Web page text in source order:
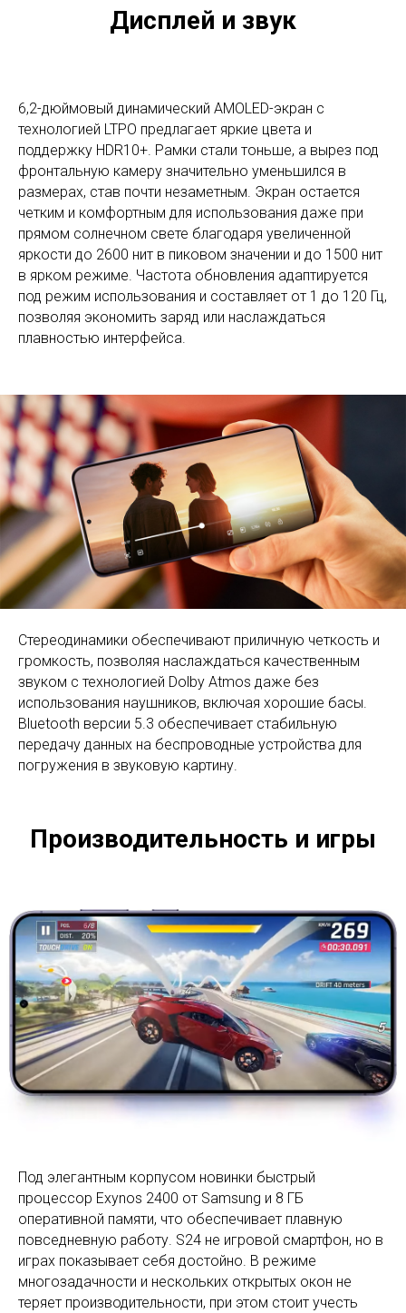
Дисплей и звук
6,2-дюймовый динамический AMOLED-экран с
технологией LTPO предлагает яркие цвета и
поддержку HDR10+. Рамки стали тоньше, а вырез под
фронтальную камеру значительно уменьшился в
размерах, став почти незаметным. Экран остается
четким и комфортным для использования даже при
прямом солнечном свете благодаря увеличенной
яркости до 2600 нит в пиковом значении и до 1500 нит
в ярком режиме. Частота обновления адаптируется
под режим использования и составляет от 1 до 120 Гц,
позволяя экономить заряд или наслаждаться
плавностью интерфейса.
Стереодинамики обеспечивают приличную четкость и
громкость, позволяя наслаждаться качественным
звуком с технологией Dolby Atmos даже без
использования наушников, включая хорошие басы.
Bluetooth версии 5.3 обеспечивает стабильную
передачу данных на беспроводные устройства для
погружения в звуковую картину.
Производительность и игры
Под элегантным корпусом новинки быстрый
процессор Exynos 2400 от Samsung и 8 ГБ
оперативной памяти, что обеспечивает плавную
повседневную работу. S24 не игровой смартфон, но в
играх показывает себя достойно. В режиме
многозадачности и нескольких открытых окон не
теряет производительности, при этом стоит учесть